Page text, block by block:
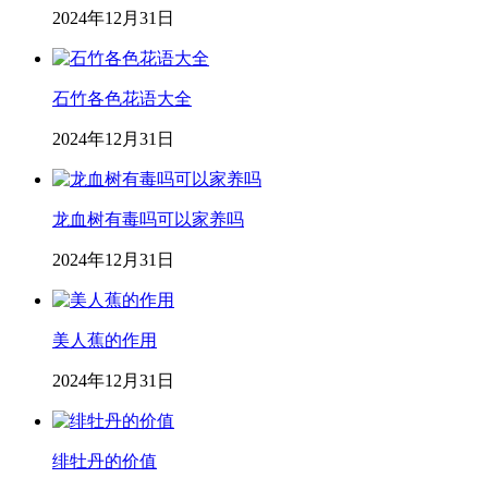
2024年12月31日
石竹各色花语大全
2024年12月31日
龙血树有毒吗可以家养吗
2024年12月31日
美人蕉的作用
2024年12月31日
绯牡丹的价值